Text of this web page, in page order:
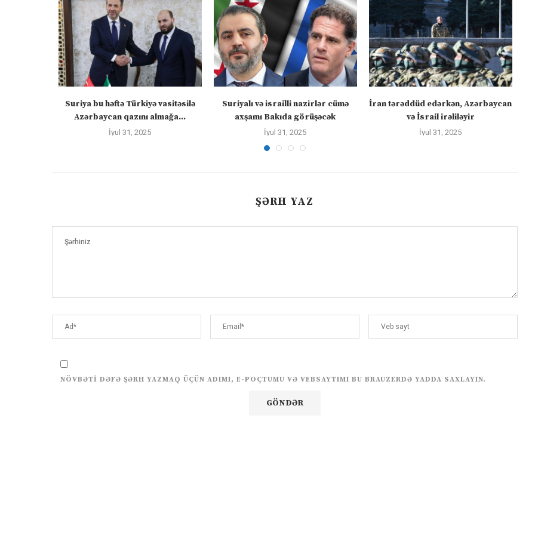
Suriya bu həftə Türkiyə vasitəsilə
Azərbaycan qazını almağa...
İyul 31, 2025
Suriyalı və israilli nazirlər cümə
axşamı Bakıda görüşəcək
İyul 31, 2025
İran tərəddüd edərkən, Azərbaycan
və İsrail irəliləyir
İyul 31, 2025
ŞƏRH YAZ
NÖVBƏTI DƏFƏ ŞƏRH YAZMAQ ÜÇÜN ADIMI, E-POÇTUMU VƏ VEBSAYTIMI BU BRAUZERDƏ YADDA SAXLAYIN.